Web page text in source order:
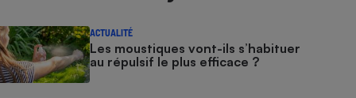
ACTUALITÉ
Les moustiques vont-ils s’habituer
au répulsif le plus efficace ?